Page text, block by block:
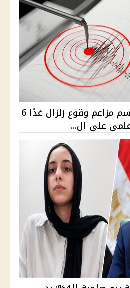
البحوث الفلكية تحسم مزاعم وقوع زلزال غدًا 6
على ال...